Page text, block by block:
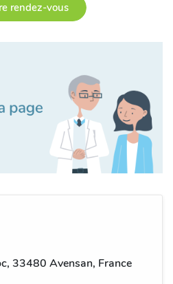
rendez-vous
33480 Avensan, France